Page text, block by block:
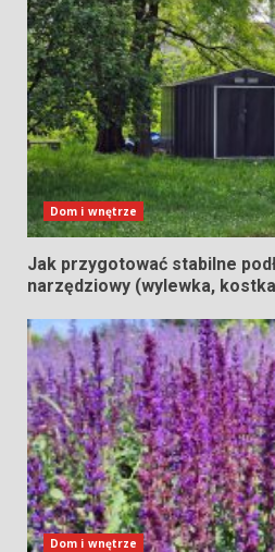
Dom i wnętrze
Jak przygotować stabilne
narzędziowy (wylewka,
Dom i wnętrze